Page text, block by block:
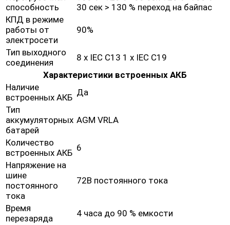
способность
30 сек > 130 % переход на байпас
КПД в режиме
работы от
электросети
90%
Тип выходного
соединения
8 x IEC C13 1 x IEC C19
Характеристики встроенных АКБ
Наличие
встроенных АКБ Да
Тип
аккумуляторных
батарей
AGM VRLA
Количество
встроенных АКБ 6
Напряжение на
шине
постоянного
тока
72В постоянного тока
Время
перезаряда
4 часа до 90 % емкости